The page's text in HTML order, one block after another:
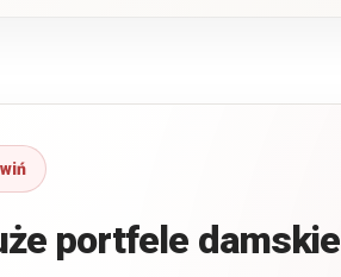
portfele damskie